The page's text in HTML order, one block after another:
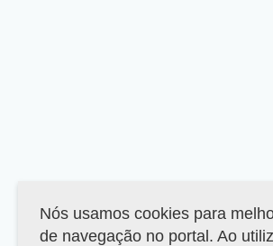
Nós usamos cookies para
de navegação no portal. Ao